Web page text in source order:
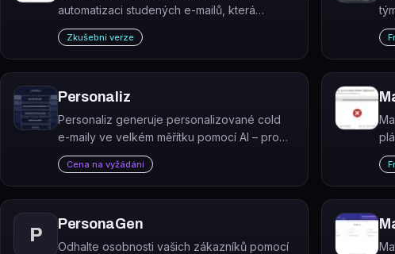
automatizaci studených e-mailů, která
umožňuje rozesílat personalizované
kampaně ve velkém měřítku s důrazem na
doručitelnost.
Zkušební verze
Personaliz
Personaliz generuje personalizované cold
e-maily ve velkém měřítku pomocí AI – pro
každého prospekta zvlášť, ne jen
icebreaker.
Cena na vyžádání
P
PersonaGen
Odhalte osobnosti vašich zákazníků pomocí